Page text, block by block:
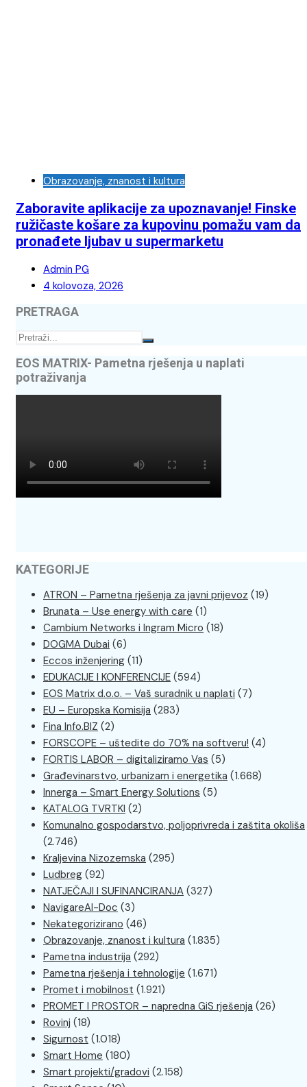
Obrazovanje, znanost i kultura
Zaboravite aplikacije za upoznavanje! Finske
ružičaste košare za kupovinu pomažu vam da
pronađete ljubav u supermarketu
Admin PG
4 kolovoza, 2026
PRETRAGA
EOS MATRIX- Pametna rješenja u naplati
potraživanja
KATEGORIJE
ATRON – Pametna rješenja za javni prijevoz (19)
Brunata – Use energy with care (1)
Cambium Networks i Ingram Micro (18)
DOGMA Dubai (6)
Eccos inženjering (11)
EDUKACIJE I KONFERENCIJE (594)
EOS Matrix d.o.o. – Vaš suradnik u naplati (7)
EU – Europska Komisija (283)
Fina Info.BIZ (2)
FORSCOPE – uštedite do 70% na softveru! (4)
FORTIS LABOR – digitaliziramo Vas (5)
Građevinarstvo, urbanizam i energetika (1.668)
Innerga – Smart Energy Solutions (5)
KATALOG TVRTKI (2)
Komunalno gospodarstvo, poljoprivreda i zaštita okoliša
(2.746)
Kraljevina Nizozemska (295)
Ludbreg (92)
NATJEČAJI I SUFINANCIRANJA (327)
NavigareAI-Doc (3)
Nekategorizirano (46)
Obrazovanje, znanost i kultura (1.835)
Pametna industrija (292)
Pametna rješenja i tehnologije (1.671)
Promet i mobilnost (1.921)
PROMET I PROSTOR – napredna GiS rješenja (26)
Rovinj (18)
Sigurnost (1.018)
Smart Home (180)
Smart projekti/gradovi (2.158)